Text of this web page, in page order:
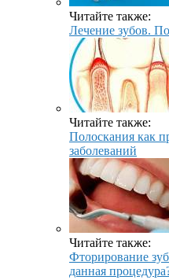
Читайте также:
Лечение зубов.
Читайте также:
Полоскания как
заболеваний
Читайте также:
Фторирование
данная